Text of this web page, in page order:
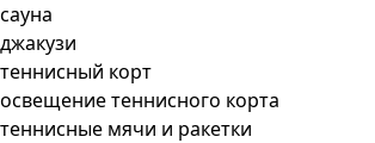
сауна
джакузи
теннисный корт
освещение теннисного корта
теннисные мячи и ракетки